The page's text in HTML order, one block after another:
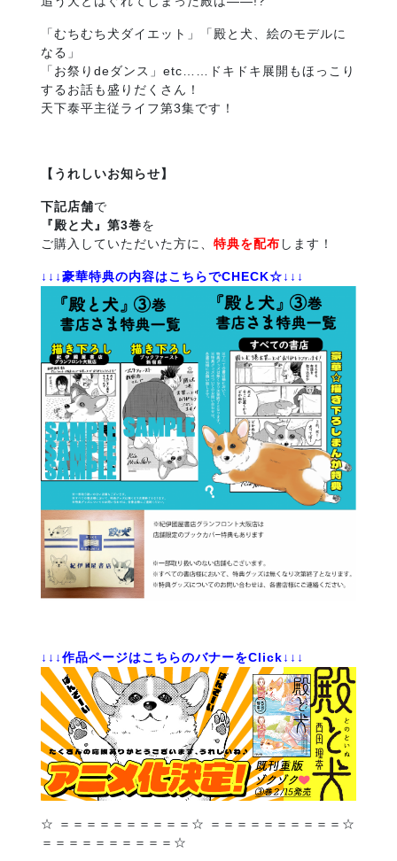
「むちむち犬ダイエット」「殿と犬、絵のモデルに
なる」
「お祭りdeダンス」etc……ドキドキ展開もほっこり
するお話も盛りだくさん！
天下泰平主従ライフ第3集です！
【うれ しいお知らせ】
下記店舗で
『殿と犬』第3巻を
ご購入していただいた方に、 特典を配布 します！
↓↓↓豪華特典の内容はこちらでCHECK☆↓↓↓
↓↓↓作品ページはこちらのバナーをClick↓↓↓
☆ ＝＝＝＝＝＝＝＝＝＝☆ ＝＝＝＝＝＝＝＝＝＝☆
＝＝＝＝＝＝＝＝＝＝☆